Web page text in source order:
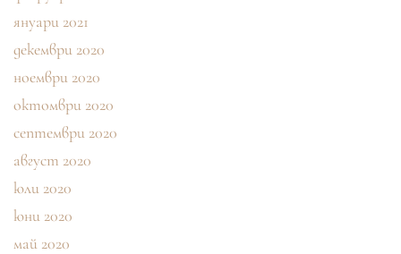
януари 2021
декември 2020
ноември 2020
октомври 2020
септември 2020
август 2020
юли 2020
юни 2020
май 2020